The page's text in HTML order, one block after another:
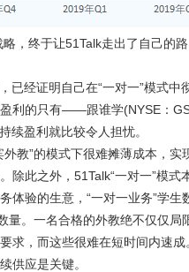
，终于让51Talk走出了自己的路
已经证明自己在“一对一”模式
利的只有——跟谁学(NYSE：
续盈利就比较令人担忧。
外教”的模式下很难摊薄成本，
除此之外，51Talk“一对一”模式
体验的生意，“一对一业务”学
量。一名合格的外教绝不仅仅
求，而这些很难在短时间内速成
供应是关键。